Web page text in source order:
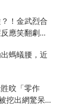
！金武烈合
應笑翻劇
螞蟻腰，近
旼「零作
挖出網驚呆：